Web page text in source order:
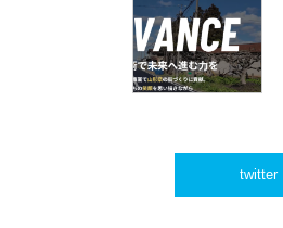
twitter